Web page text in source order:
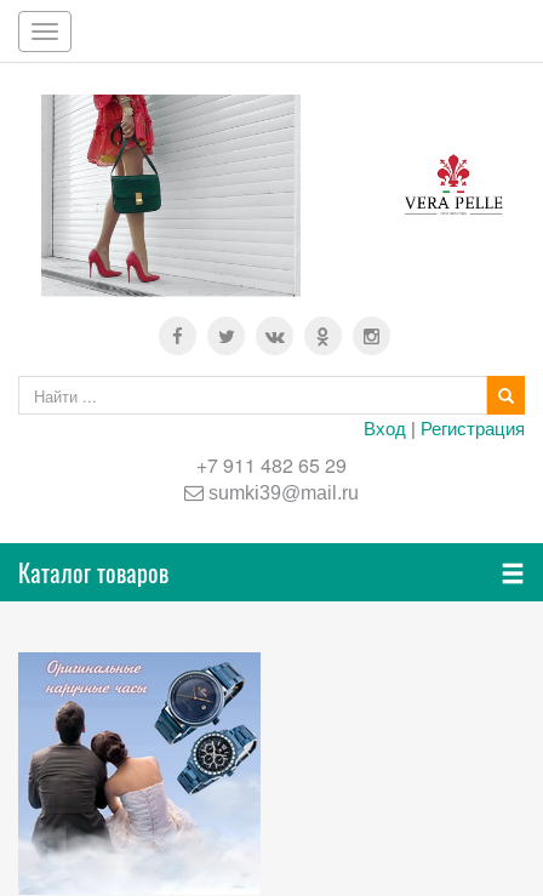
Toggle
navigation
Вход | Регистрация
+7 911 482 65 29
sumki39@mail.ru
Каталог товаров